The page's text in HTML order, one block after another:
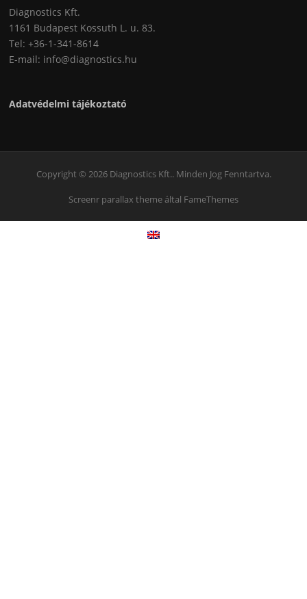
Diagnostics Kft.
1161 Budapest Kossuth L. u. 83.
Tel: +36-1-341-8614
E-mail: info@diagnostics.hu
Adatvédelmi tájékoztató
Copyright © 2026 Diagnostics Kft.. Minden Jog Fenntartva.
Screenr parallax themeáltal FameThemes